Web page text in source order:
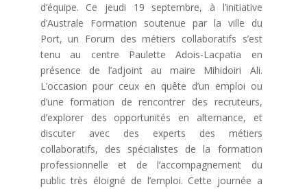
d’équipe. Ce jeudi 19 septembre, à l’initiative
d’Australe Formation soutenue par la ville du
Port, un Forum des métiers collaboratifs s’est
tenu au centre Paulette Adois-Lacpatia en
présence de l’adjoint au maire Mihidoiri Ali.
L’occasion pour ceux en quête d’un emploi ou
d’une formation de rencontrer des recruteurs,
d’explorer des opportunités en alternance, et
discuter avec des experts des métiers
collaboratifs, des spécialistes de la formation
professionnelle et de l’accompagnement du
public très éloigné de l’emploi. Cette journée a